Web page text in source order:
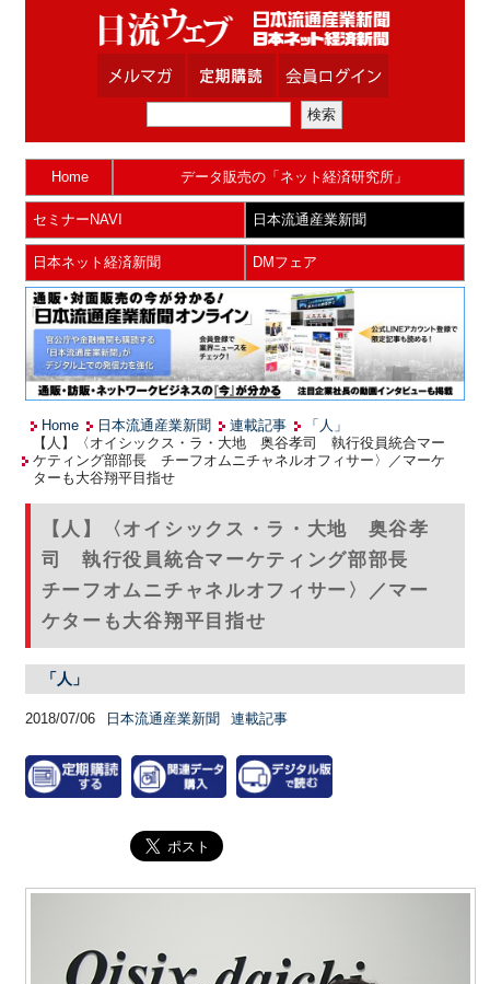
Home データ販売の「ネット経済研究所」
セミナーNAVI 日本流通産業新聞
日本ネット経済新聞 DMフェア
Home 日本流通産業新聞 連載記事
「人」
【人】〈オイシックス・ラ・大地 奥谷孝司 執行役員統合マー
ケティング部部長 チーフオムニチャネルオフィサー〉／マーケ
ターも大谷翔平目指せ
【人】〈オイシックス・ラ・大地 奥谷孝
司 執行役員統合マーケティング部部長
チーフオムニチャネルオフィサー〉／マー
ケターも大谷翔平目指せ
「人」
2018/07/06 日本流通産業新聞 連載記事